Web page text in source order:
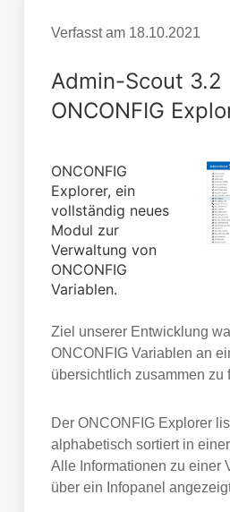
Verfasst am 18.10.2021
Admin-Scout 3.2
ONCONFIG
ONCONFIG
Explorer, ein
vollständig neues
Modul zur
Verwaltung von
ONCONFIG
Variablen.
Ziel unserer Entwicklung
ONCONFIG Variablen an
übersichtlich zusammen zu
Der ONCONFIG Explorer
alphabetisch sortiert in
Alle Informationen zu einer
über ein Infopanel